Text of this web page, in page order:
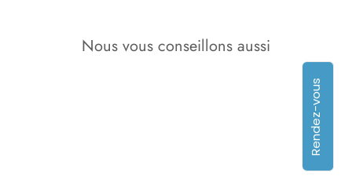
Rendez-vous
Nous vous conseillons aussi